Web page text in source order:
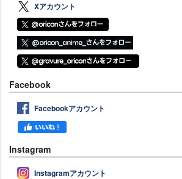
Xアカウント
Facebook
Facebookアカウント
Instagram
Instagramアカウント